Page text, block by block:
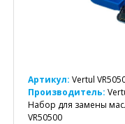
Артикул: Vertul
Производитель:
Набор для замены
VR50500